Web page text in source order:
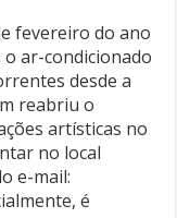
fevereiro do ano
o ar-condicionado
desde a
reabriu o
artísticas no
no local
e-mail:
é